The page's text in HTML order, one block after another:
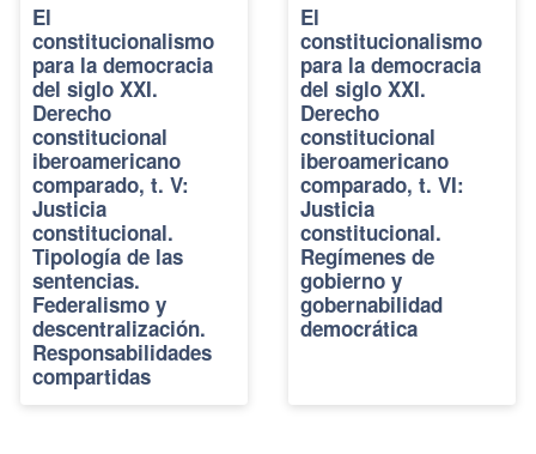
El
constitucionalismo
para la democracia
del siglo XXI.
Derecho
constitucional
iberoamericano
comparado, t. V:
Justicia
constitucional.
Tipología de las
sentencias.
Federalismo y
descentralización.
Responsabilidades
compartidas
El
constitucionalismo
para la democracia
del siglo XXI.
Derecho
constitucional
iberoamericano
comparado, t. VI:
Justicia
constitucional.
Regímenes de
gobierno y
gobernabilidad
democrática